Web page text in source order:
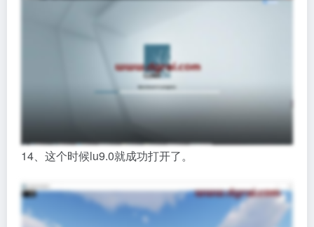
14、这个时候lu9.0就成功打开了。